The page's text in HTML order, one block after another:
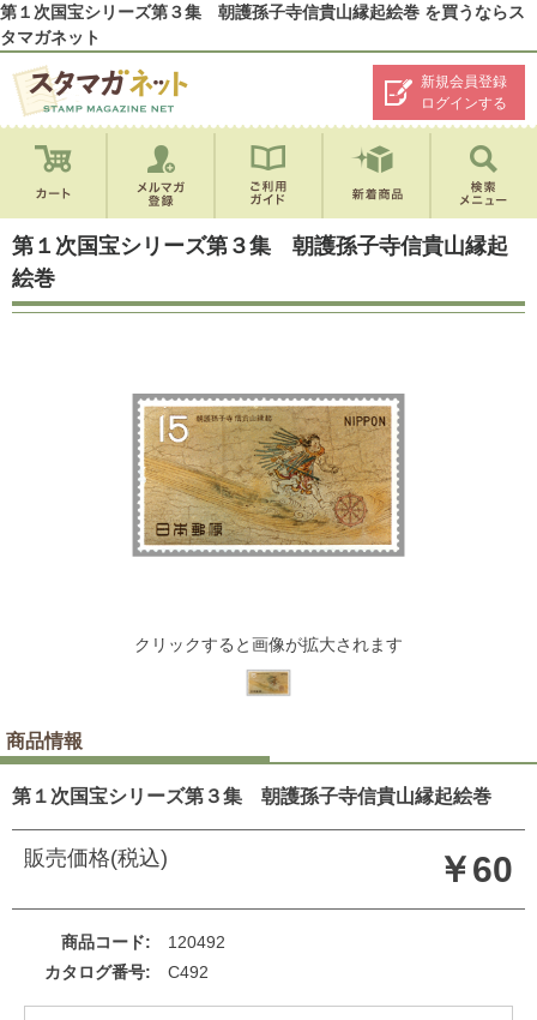
第１次国宝シリーズ第３集 朝護孫子寺信貴山縁起絵巻 を買うならス
タマガネット
新規会員登録
ログインする
第１次国宝シリーズ第３集 朝護孫子寺信貴山縁起
絵巻
クリックすると画像が拡大されます
商品情報
第１次国宝シリーズ第３集 朝護孫子寺信貴山縁起絵巻
販売価格(税込) ￥60
商品コード
120492
カタログ番号
C492